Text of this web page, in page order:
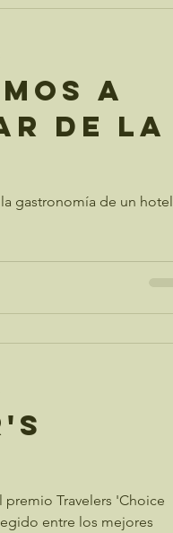
a
de la
gastronomía de un hotel
Travelers 'Choice
entre los mejores